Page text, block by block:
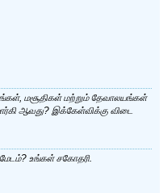
மசூதிகள் மற்றும் தேவாலயங்கள்
ஆவது? இக்கேள்விக்கு விடை
உங்கள் சகோதரி.